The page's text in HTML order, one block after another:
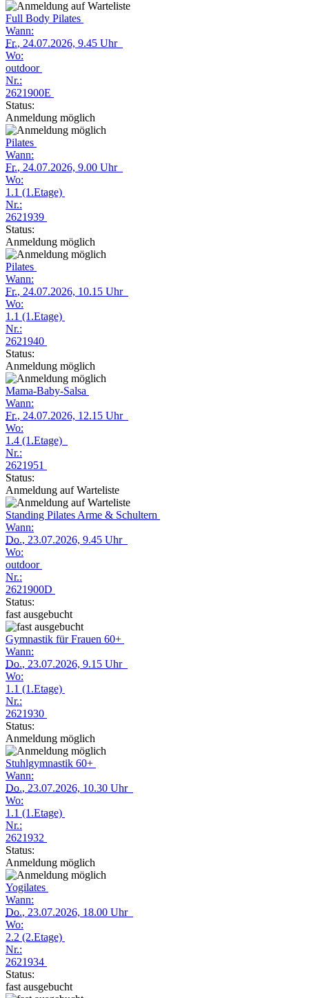
Full Body Pilates
Wann:
Fr., 24.07.2026, 9.45 Uhr
Wo:
outdoor
Nr.:
2621900E
Status:
Anmeldung möglich
Pilates
Wann:
Fr., 24.07.2026, 9.00 Uhr
Wo:
1.1 (1.Etage)
Nr.:
2621939
Status:
Anmeldung möglich
Pilates
Wann:
Fr., 24.07.2026, 10.15 Uhr
Wo:
1.1 (1.Etage)
Nr.:
2621940
Status:
Anmeldung möglich
Mama-Baby-Salsa
Wann:
Fr., 24.07.2026, 12.15 Uhr
Wo:
1.4 (1.Etage)
Nr.:
2621951
Status:
Anmeldung auf Warteliste
Standing Pilates Arme & Schultern
Wann:
Do., 23.07.2026, 9.45 Uhr
Wo:
outdoor
Nr.:
2621900D
Status:
fast ausgebucht
Gymnastik für Frauen 60+
Wann:
Do., 23.07.2026, 9.15 Uhr
Wo:
1.1 (1.Etage)
Nr.:
2621930
Status:
Anmeldung möglich
Stuhlgymnastik 60+
Wann:
Do., 23.07.2026, 10.30 Uhr
Wo:
1.1 (1.Etage)
Nr.:
2621932
Status:
Anmeldung möglich
Yogilates
Wann:
Do., 23.07.2026, 18.00 Uhr
Wo:
2.2 (2.Etage)
Nr.:
2621934
Status:
fast ausgebucht